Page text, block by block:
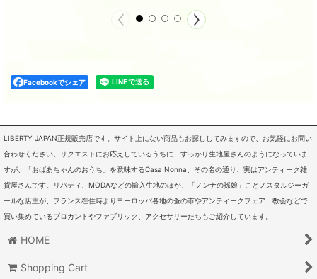
Facebookでシェア
LIBERTY JAPAN正規販売店です。サイト上にない商品もお探ししてみますので、お気軽にお問い
合わせください。リクエストにお応えしているうちに、すっかり生地屋さんのようになっていま
すが、「おばあちゃんのおうち」を意味するCasa Nonna、その名の通り、実はアンティーク雑
貨屋さんです。リバティ、MODAなどの輸入生地のほか、「ノンナの孫娘」ことノスタルジーガ
ールな店主が、フランス在住時よりヨーロッパ各地の蚤の市やアンティークフェア、教会などで
買い集めているブロカントやファブリック、アクセサリーたちもご紹介しています。
HOME
Shopping Cart